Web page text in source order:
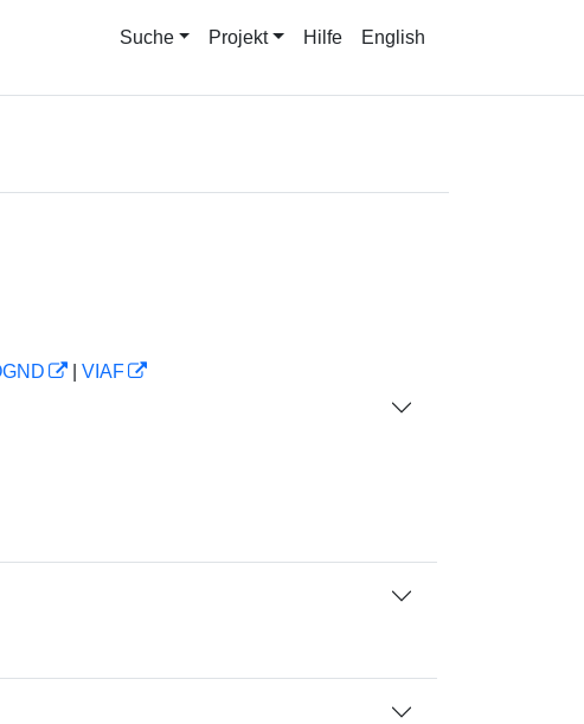
Suche Projekt Hilfe English
VIAF